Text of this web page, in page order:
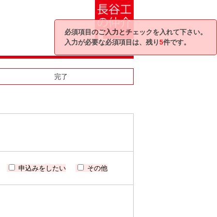
完了
申込みをしたい その他
必須項目のご入力とチェックを入れて下さい。
入力が必要な必須項目は、残り5件です。